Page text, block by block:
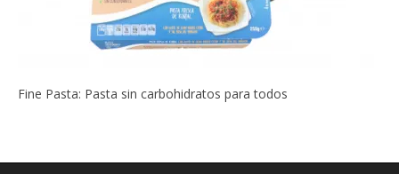
Fine Pasta: Pasta sin carbohidratos para todos